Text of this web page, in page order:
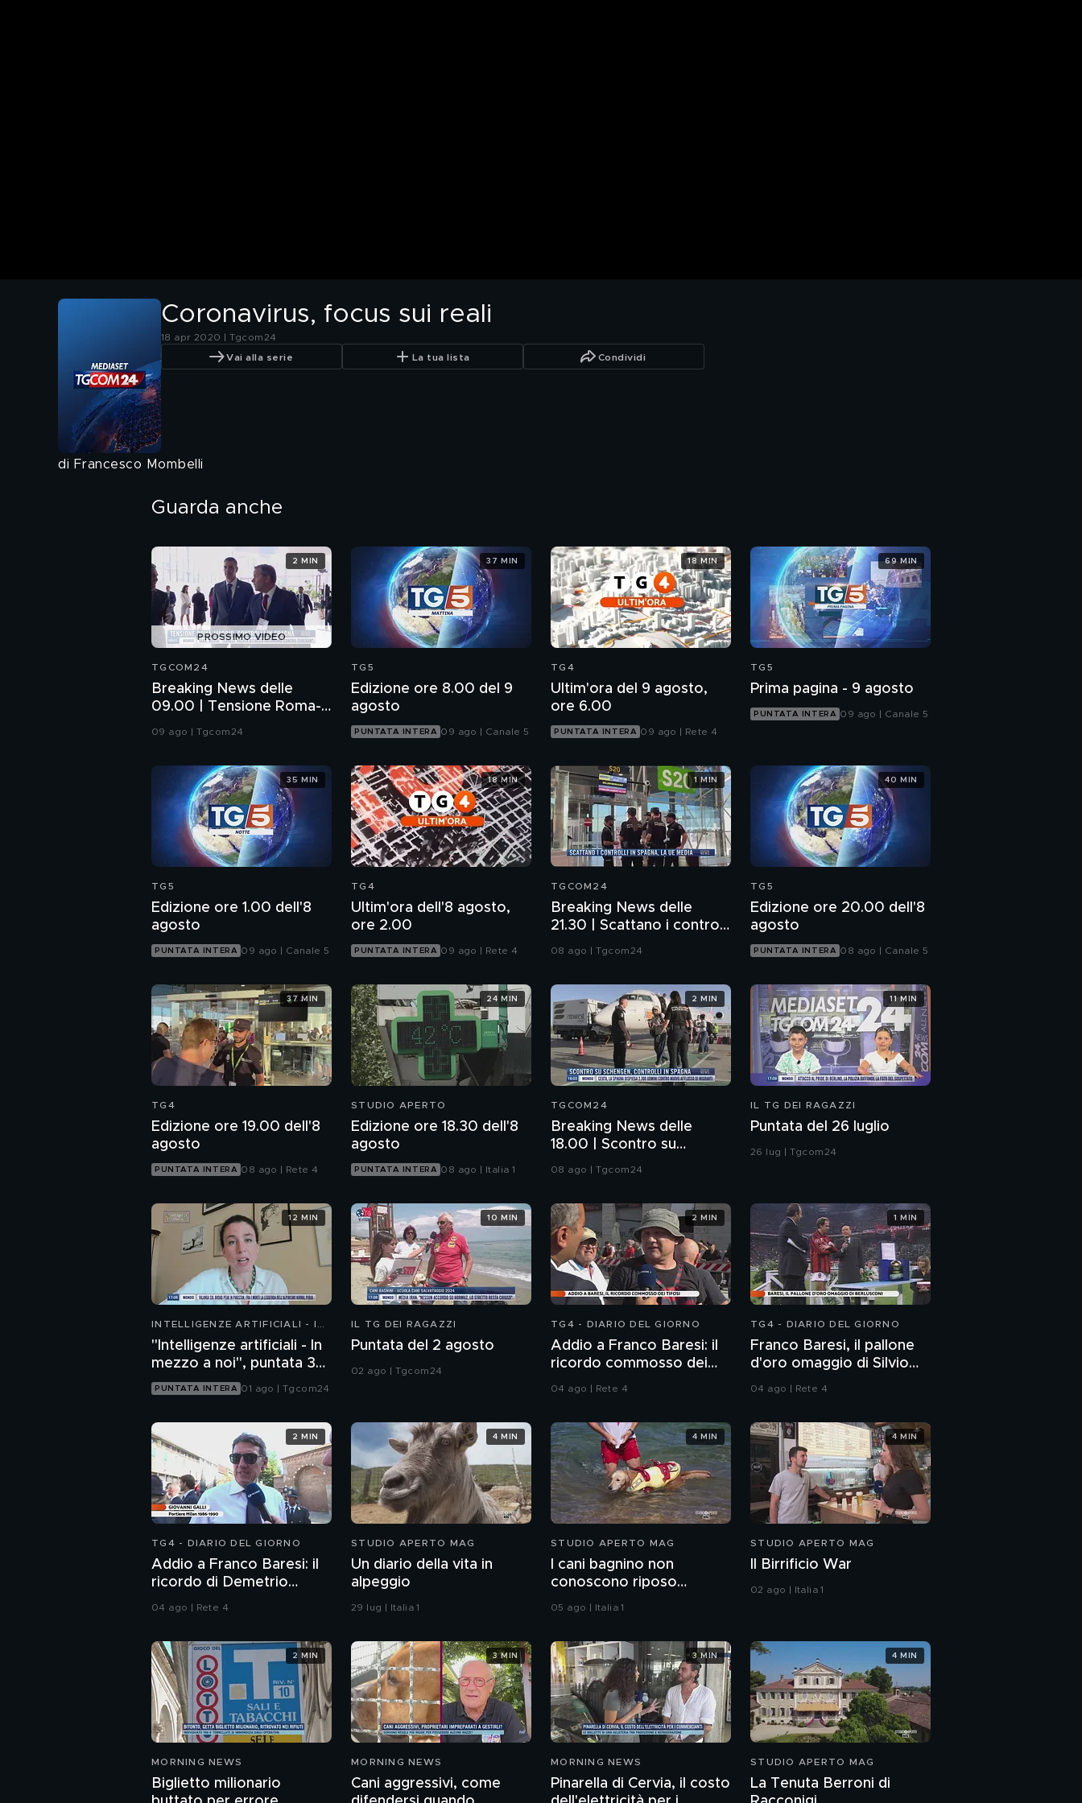
Coronavirus, focus sui reali
18 apr 2020 | Tgcom24
Vai alla serie La tua lista Condividi
di Francesco Mombelli
Guarda anche
PROSSIMO VIDEO
TGCOM24
Breaking News delle
09.00 | Tensione Roma-
Madrid, controlli in
09 ago | Tgcom24
2 MIN
TG5
Edizione ore 8.00 del 9
agosto
PUNTATA INTERA 09 ago | Canale 5
37 MIN
TG4
Ultim'ora del 9 agosto,
ore 6.00
PUNTATA INTERA 09 ago | Rete 4
18 MIN
TG5
Prima pagina - 9 agosto
PUNTATA INTERA 09 ago | Canale 5
69 MIN
TG5
Edizione ore 1.00 dell'8
agosto
PUNTATA INTERA 09 ago | Canale 5
35 MIN
TG4
Ultim'ora dell'8 agosto,
ore 2.00
PUNTATA INTERA 09 ago | Rete 4
18 MIN
TGCOM24
Breaking News delle
21.30 | Scattano i controlli
in Spagna, la Ue media
08 ago | Tgcom24
1 MIN
TG5
Edizione ore 20.00 dell'8
agosto
PUNTATA INTERA 08 ago | Canale 5
40 MIN
TG4
Edizione ore 19.00 dell'8
agosto
PUNTATA INTERA 08 ago | Rete 4
37 MIN
STUDIO APERTO
Edizione ore 18.30 dell'8
agosto
PUNTATA INTERA 08 ago | Italia 1
24 MIN
TGCOM24
Breaking News delle
18.00 | Scontro su
Schengen, controlli in
08 ago | Tgcom24
2 MIN
IL TG DEI RAGAZZI
Puntata del 26 luglio
26 lug | Tgcom24
11 MIN
INTELLIGENZE ARTIFICIALI - IN
"Intelligenze artificiali - In
mezzo a noi", puntata 36:
chatbot emotivi e minori
PUNTATA INTERA 01 ago | Tgcom24
12 MIN
IL TG DEI RAGAZZI
Puntata del 2 agosto
02 ago | Tgcom24
10 MIN
TG4 - DIARIO DEL GIORNO
Addio a Franco Baresi: il
ricordo commosso dei
04 ago | Rete 4
2 MIN
TG4 - DIARIO DEL GIORNO
Franco Baresi, il pallone
d'oro omaggio di Silvio
Berlusconi
04 ago | Rete 4
1 MIN
TG4 - DIARIO DEL GIORNO
Addio a Franco Baresi: il
ricordo di Demetrio
Albertini, Clarence
04 ago | Rete 4
2 MIN
STUDIO APERTO MAG
Un diario della vita in
alpeggio
29 lug | Italia 1
4 MIN
STUDIO APERTO MAG
I cani bagnino non
conoscono riposo
d'estate
05 ago | Italia 1
4 MIN
STUDIO APERTO MAG
Il Birrificio War
02 ago | Italia 1
4 MIN
MORNING NEWS
Biglietto milionario
2 MIN
MORNING NEWS
Cani aggressivi, come
3 MIN
MORNING NEWS
Pinarella di Cervia, il costo
3 MIN
STUDIO APERTO MAG
La Tenuta Berroni di
4 MIN